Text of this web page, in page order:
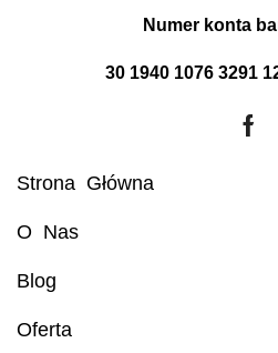
Numer konta
30 1940 1076 3291
Strona Główna
O Nas
Blog
Oferta